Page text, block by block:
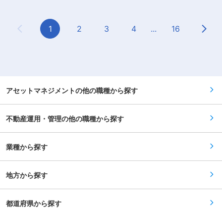
ティ・マネジメント株式会社での勤務となりま
す。 【担当者コメント】 同社は、三井物産グル
ープの知見・ネットワークを積極的に活用した不
績が多数ございます。また、収益型の物件のみな
らず、ファンドスキームを利用した開発型プロジ
ェクトにも積極的に取り組んでおります。また、
な事業パートナーとの事業実績を有し、強固なリ
アクイジジョンの若手としてご活躍いただける方
を求めています。今までの経験や実績を元に活躍
しながらさらなる成長や専門性を高めたい方にと
Previous Page
1 2 3 4 ... 16
アセットマネジメントの他の職種から探す
不動産運用・管理の他の職種から探す
業種から探す
地方から探す
都道府県から探す